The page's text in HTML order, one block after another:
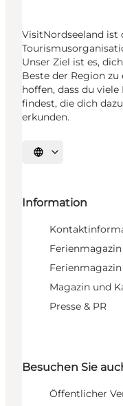
VisitNordseeland ist
Unser Ziel ist es,
Beste der Region
hoffen, dass du
findest, die dich
erkunden.
Sprache auswählen
Information
Ferienmagazin
Magazin und
Presse & PR
Besuchen Sie
Öffentlicher